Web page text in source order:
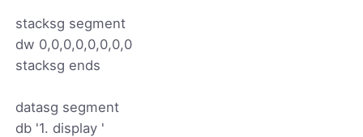
stacksg segment
dw 0,0,0,0,0,0,0,0
stacksg ends
datasg segment
db '1. display '